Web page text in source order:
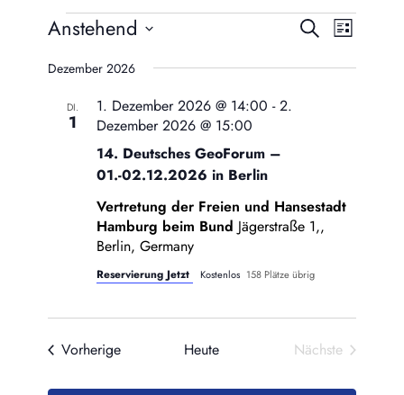
Veranstaltungen Suche Liste
Anstehend
wählen.
Dezember 2026
DI.
1
14. Deutsches GeoForum –
01.-02.12.2026 in Berlin
1. Dezember 2026 @ 14:00 -2.
Dezember 2026 @ 15:00
Vertretung der Freien und Hansestadt
Hamburg beim Bund Jägerstraße 1,,
Berlin, Germany
Reservierung Jetzt Kostenlos 158 Plätze übrig
VorherigeVeranstaltungen
Heute
Nächste